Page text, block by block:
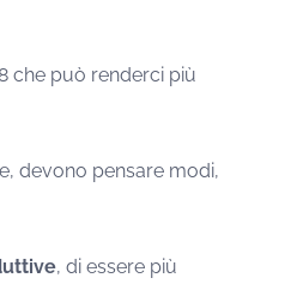
che può renderci più
devono pensare modi,
, di essere più